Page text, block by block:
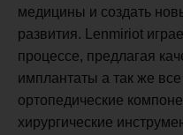
медицины и создать
развития. Lenmiriot
процессе, предлагая
имплантаты а так же
ортопедические
хирургические